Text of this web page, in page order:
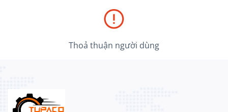
Thoả thuận người dùng